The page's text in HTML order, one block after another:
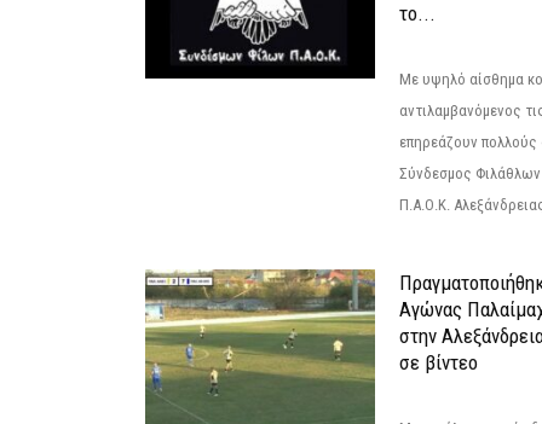
το...
Με υψηλό αίσθημα
αντιλαμβανόμενος
επηρεάζουν πολλούς
Σύνδεσμος
Π.Α.Ο.Κ.
Αγώνας
στην
σε βίντεο